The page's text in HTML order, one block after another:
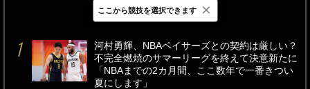
最新 24時間 週間
河村勇輝、NBAペイサーズとの契約は厳しい？
不完全燃焼のサマーリーグを終えて決意新たに
「NBAまでの2カ月間、ここ数年で一番きつい
夏にします」
ここから競技を選択できます ×